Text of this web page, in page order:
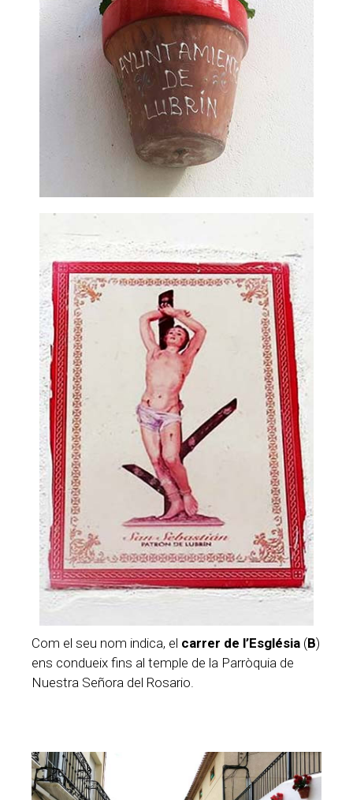
Com el seu nom indica, el carrer de l’Església (B)
ens condueix fins al temple de la Parròquia de
Nuestra Señora del Rosario.